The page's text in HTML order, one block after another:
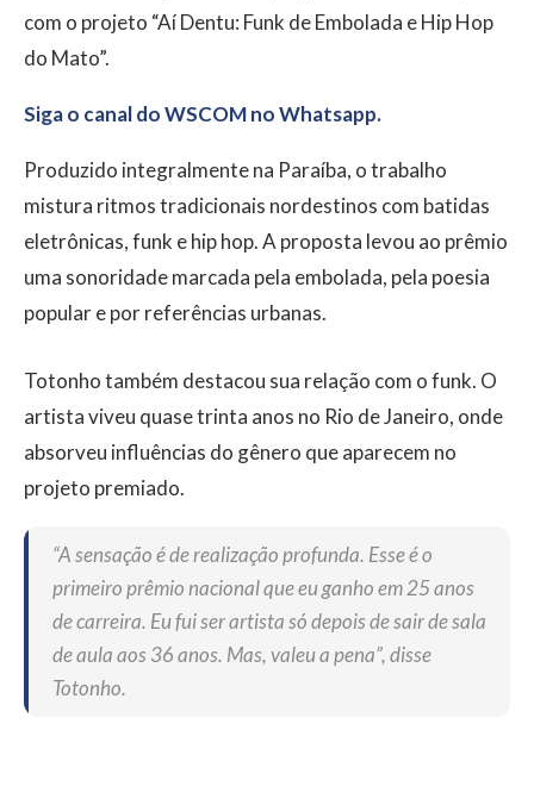
com o projeto “Aí Dentu: Funk de Embolada e Hip Hop
do Mato”.
Siga o canal do WSCOM no Whatsapp.
Produzido integralmente na Paraíba, o trabalho
mistura ritmos tradicionais nordestinos com batidas
eletrônicas, funk e hip hop. A proposta levou ao prêmio
uma sonoridade marcada pela embolada, pela poesia
popular e por referências urbanas.
Totonho também destacou sua relação com o funk. O
artista viveu quase trinta anos no Rio de Janeiro, onde
absorveu influências do gênero que aparecem no
projeto premiado.
“A sensação é de realização profunda. Esse é o
primeiro prêmio nacional que eu ganho em 25 anos
de carreira. Eu fui ser artista só depois de sair de sala
de aula aos 36 anos. Mas, valeu a pena”, disse
Totonho.